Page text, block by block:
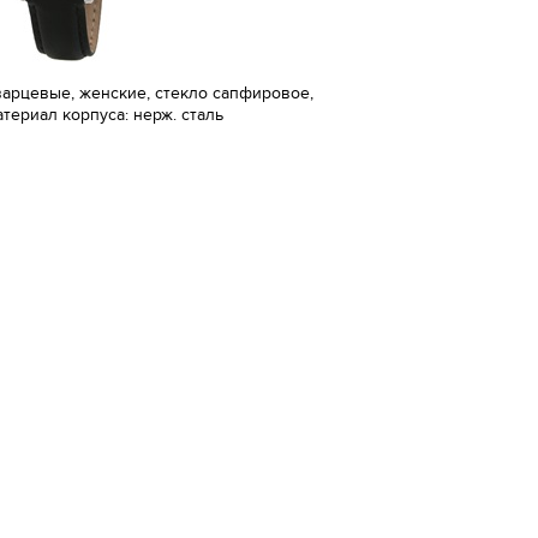
женские, стекло сапфировое,
корпуса: нерж. сталь